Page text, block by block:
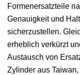
Formenersatzteile
Genauigkeit und
sicherzustellen.
erheblich verkürzt
Austausch von
Zylinder aus